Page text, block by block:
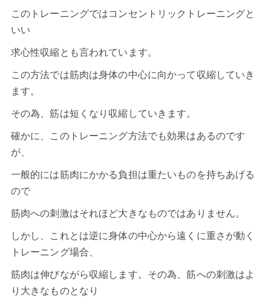
このトレーニングではコンセントリックトレーニングと
いい
求心性収縮とも言われています。
この方法では筋肉は身体の中心に向かって収縮していき
ます。
その為、筋は短くなり収縮していきます。
確かに、このトレーニング方法でも効果はあるのです
が、
一般的には筋肉にかかる負担は重たいものを持ちあげる
ので
筋肉への刺激はそれほど大きなものではありません。
しかし、これとは逆に身体の中心から遠くに重さが動く
トレーニング場合、
筋肉は伸びながら収縮します。その為、筋への刺激はよ
り大きなものとなり